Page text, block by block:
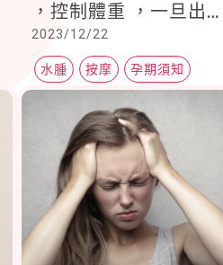
，控制體重 ，一旦出
現病理性水腫就要特別
注意
2023/12/22
水腫 按摩 孕期須知